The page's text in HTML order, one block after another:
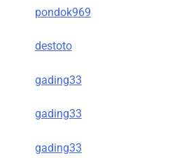
pondok969
destoto
gading33
gading33
gading33